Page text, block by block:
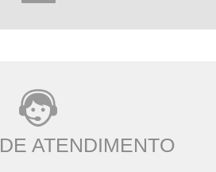
ATENDIMENTO